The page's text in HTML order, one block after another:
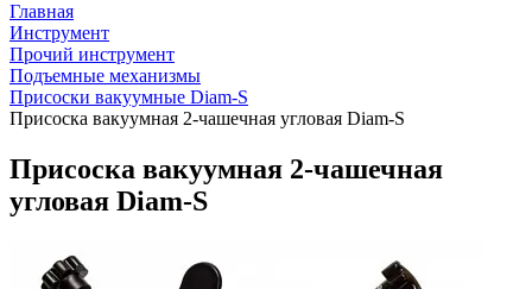
Главная
Инструмент
Прочий инструмент
Подъeмные механизмы
Присоски вакуумные Diam-S
Присоска вакуумная 2-чашечная угловая Diam-S
Присоска вакуумная 2-чашечная
угловая Diam-S